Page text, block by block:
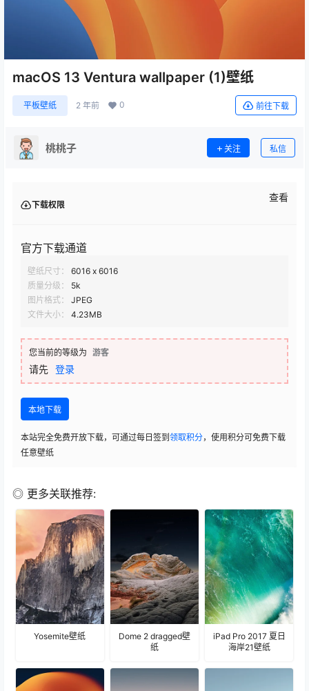
macOS 13 Ventura wallpaper (1)壁纸
平板壁纸 2 年前 0 前往下载
桃桃子 关注 私信
下载权限
查看
官方下载通道
壁纸尺寸：
6016 x 6016
质量分级：
5k
图片格式：
JPEG
文件大小：
4.23MB
您当前的等级为 游客
请先 登录
本地下载
本站完全免费开放下载，可通过每日签到 领取积分，使用积分可免费下载
任意壁纸
◎ 更多关联推荐:
Yosemite壁纸
Dome 2 dragged壁
纸
iPad Pro 2017 夏日
海岸21壁纸